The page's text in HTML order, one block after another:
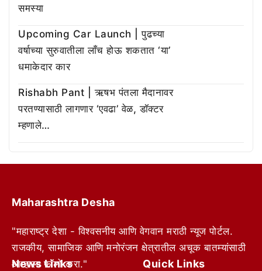
समस्या
Upcoming Car Launch | पुढच्या
वर्षाच्या सुरुवातीला लाँच होऊ शकतात ‘या’
धमाकेदार कार
Rishabh Pant | ऋषभ पंतला मैदानावर
परतण्यासाठी लागणार ‘एवढा’ वेळ, डॉक्टर
म्हणाले…
Maharashtra Desha
"महाराष्ट्र देशा - विश्वसनीय आणि वेगवान मराठी न्यूज पोर्टल.
राजकीय, सामाजिक आणि मनोरंजन क्षेत्रातील अचूक बातम्यांसाठी
आम्हाला फॉलो करा."
News Links Quick Links